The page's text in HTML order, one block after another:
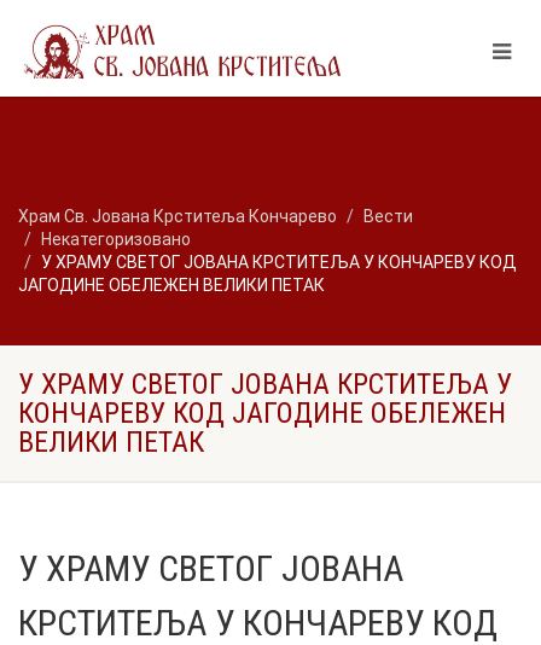
Храм Св. Јована Крститеља Кончарево
Вести
Некатегоризовано
У ХРАМУ СВЕТОГ ЈОВАНА КРСТИТЕЉА У КОНЧАРЕВУ КОД
ЈАГОДИНЕ ОБЕЛЕЖЕН ВЕЛИКИ ПЕТАК
У ХРАМУ СВЕТОГ ЈОВАНА КРСТИТЕЉА У
КОНЧАРЕВУ КОД ЈАГОДИНЕ ОБЕЛЕЖЕН
ВЕЛИКИ ПЕТАК
У ХРАМУ СВЕТОГ ЈОВАНА
КРСТИТЕЉА У КОНЧАРЕВУ КОД